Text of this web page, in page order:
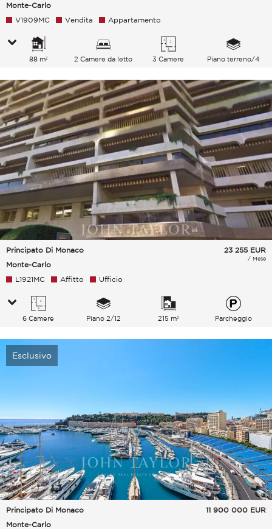
Monte-Carlo
V1909MC Vendita Appartamento
88 m² 2 Camere da letto 3 Camere Piano terreno/4
Principato Di Monaco
Monte-Carlo
23 255 EUR
/ Mese
L1921MC Affitto Ufficio
6 Camere Piano 2/12 215 m² Parcheggio
Esclusivo
Principato Di Monaco
Monte-Carlo
11 900 000 EUR